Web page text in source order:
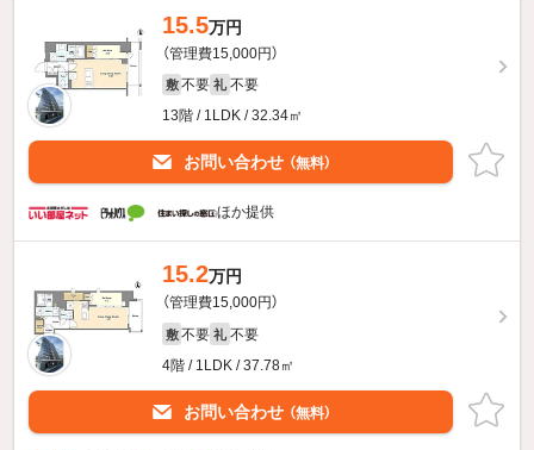
15.5万円
（管理費15,000円）
敷 不要 礼 不要
13階 / 1LDK / 32.34㎡
お問い合わせ （無料）
ほか提供
15.2万円
（管理費15,000円）
敷 不要 礼 不要
4階 / 1LDK / 37.78㎡
お問い合わせ （無料）